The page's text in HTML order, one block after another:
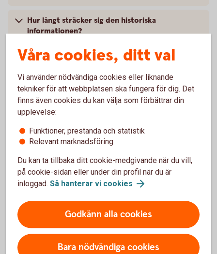
Hur långt sträcker sig den historiska
informationen?
Var kan jag ta del av mer information om
Vart vänder jag mig vid frågor om
Likviditetsöversikten?
För dig med valutakoncernkonto
Hur ser jag och sorterar min valutakoncern?
Hur ser jag likviditeten för alla mina konton och
min valutakoncern?
Hur skapar jag en intern kontogrupp?
Våra cookies, ditt val
Vi använder nödvändiga cookies eller liknande
tekniker för att webbplatsen ska fungera för dig. Det
finns även cookies du kan välja som förbättrar din
upplevelse:
Funktioner, prestanda och statistik
Relevant marknadsföring
Du kan ta tillbaka ditt cookie-medgivande när du vill,
på cookie-sidan eller under din profil när du är
inloggad. Så hanterar vi cookies .
Godkänn alla cookies
Bara nödvändiga cookies